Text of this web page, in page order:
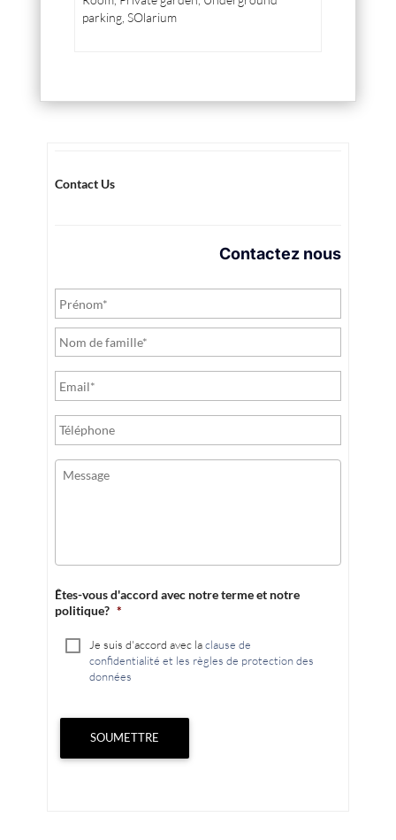
parking, SOlarium
Contact Us
Contactez nous
Êtes-vous d'accord avec notre terme et notre
politique? *
Je suis d'accord avec laclause de
confidentialité et les règles de protection des
données
SOUMETTRE